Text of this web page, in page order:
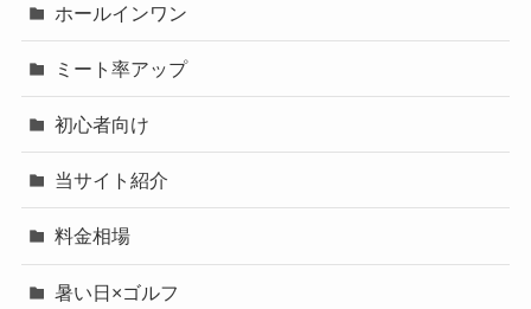
ホールインワン
ミート率アップ
初心者向け
当サイト紹介
料金相場
暑い日×ゴルフ